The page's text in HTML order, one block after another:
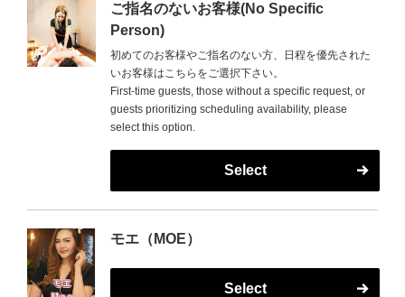
ご指名のないお客様(No Specific
Person)
初めてのお客様やご指名のない方、日程を優先された
いお客様はこちらをご選択下さい。
First-time guests, those without a specific request, or
guests prioritizing scheduling availability, please
select this option.
Select
モエ（MOE）
Select